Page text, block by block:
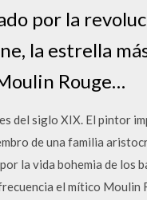
por la
la estrella
Rouge…
del siglo XIX. El pintor
de una familia
la vida bohemia de los
el mítico Moulin